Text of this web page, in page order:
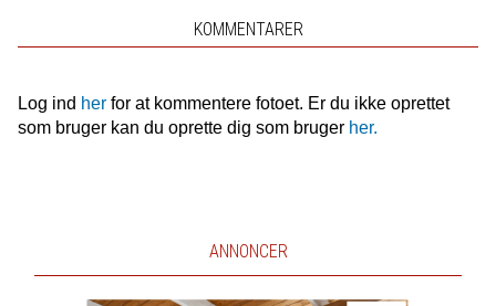
KOMMENTARER
Log ind herfor at kommentere fotoet. Er du ikke oprettet
som bruger kan du oprette dig som bruger her.
ANNONCER